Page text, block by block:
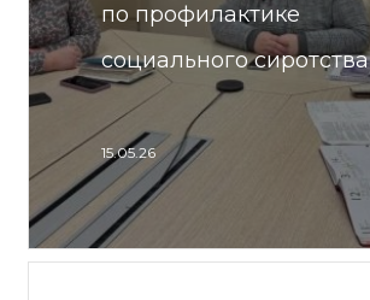
по профилактике
социального сиротства
15.05.26